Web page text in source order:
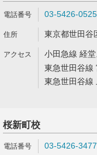
03-5426-0525
東京都世田谷
小田急線 経
東急世田谷線
東急世田谷線
桜新町校
03-5426-3477